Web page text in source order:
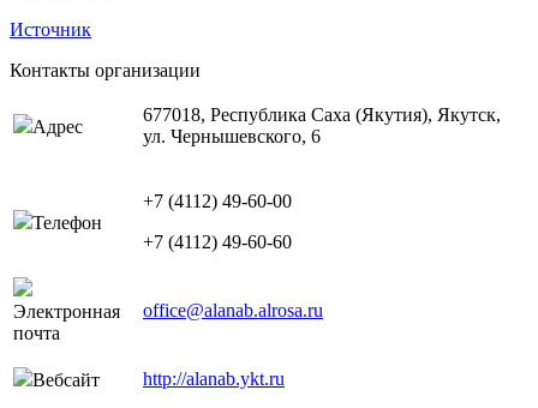
Источник
Контакты организации
Адрес
677018, Республика Саха (Якутия), Якутск,
ул. Чернышевского, 6
Телефон
+7 (4112) 49-60-00
+7 (4112) 49-60-60
Электронная
почта
office@alanab.alrosa.ru
Вебсайт http://alanab.ykt.ru